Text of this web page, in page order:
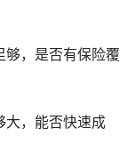
够，是否有保险覆
大，能否快速成